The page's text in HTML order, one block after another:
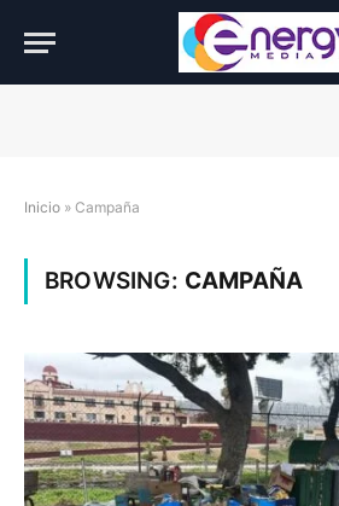
Inicio » Campaña
BROWSING: CAMPAÑA